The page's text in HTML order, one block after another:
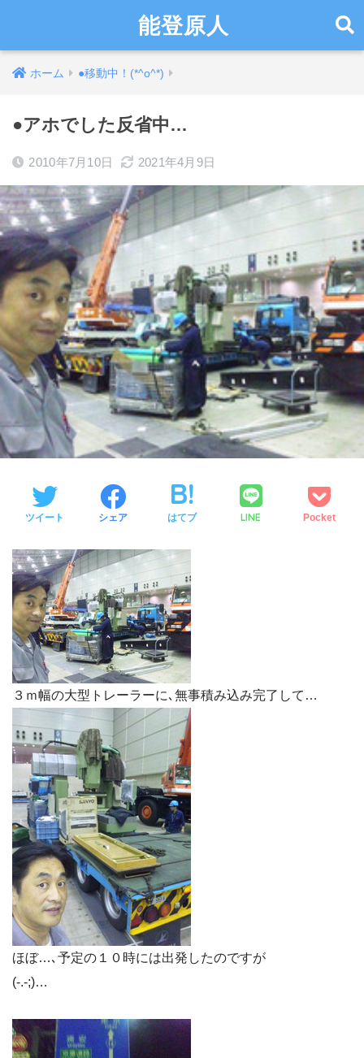
能登原人
ホーム ●移動中！(*^o^*)
●アホでした反省中…
2010年7月10日 2021年4月9日
ツイート シェア はてブ LINE Pocket
３ｍ幅の大型トレーラーに､無事積み込み完了して…
ほぼ…､予定の１０時には出発したのですが
(-.-;)…